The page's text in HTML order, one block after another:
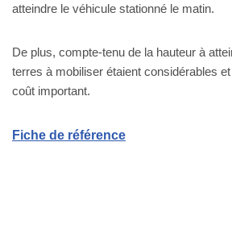
atteindre le véhicule stationné le matin.
De plus, compte-tenu de la hauteur à
terres à mobiliser étaient considérables
coût important.
Fiche de référence